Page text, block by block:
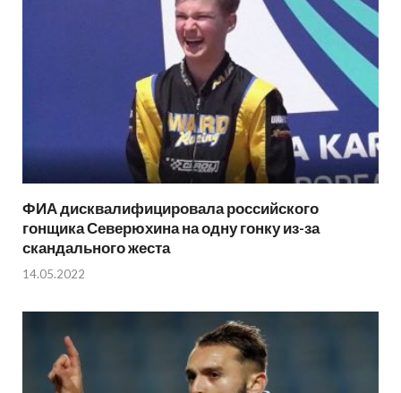
ФИА дисквалифицировала российского
гонщика Северюхина на одну гонку из-за
скандального жеста
14.05.2022